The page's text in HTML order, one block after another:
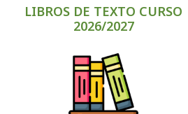
LIBROS DE TEXTO CURSO
2026/2027